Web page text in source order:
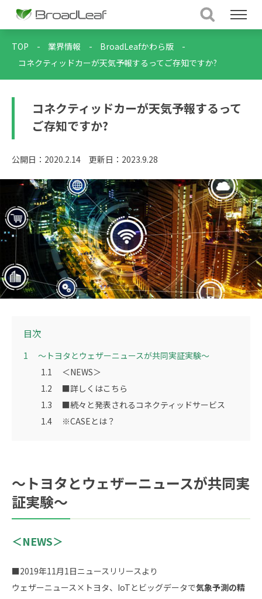
TOP - 業界情報 - BroadLeafかわら版
-
コネクティッドカーが天気予報するってご存知ですか?
コネクティッドカーが天気予報するって
ご存知ですか?
公開日：2020.2.14 更新日：2023.9.28
目次
1
～トヨタとウェザーニュースが共同実証実験～
1.1
＜NEWS＞
1.2
■詳しくはこちら
1.3
■続々と発表されるコネクティッドサービス
1.4
※CASEとは？
～トヨタとウェザーニュースが共同実
証実験～
＜NEWS＞
■2019年11月1日ニュースリリースより
ウェザーニュース×トヨタ、IoTとビッグデータで気象予測の精